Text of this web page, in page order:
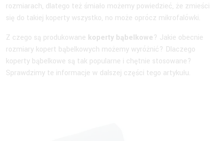
rozmiarach, dlatego też śmiało możemy powiedzieć, że zmieści
się do takiej koperty wszystko, no może oprócz mikrofalówki.
Z czego są produkowane koperty bąbelkowe? Jakie obecnie
rozmiary kopert bąbelkowych możemy wyróżnić? Dlaczego
koperty bąbelkowe są tak popularne i chętnie stosowane?
Sprawdzimy te informacje w dalszej części tego artykułu.